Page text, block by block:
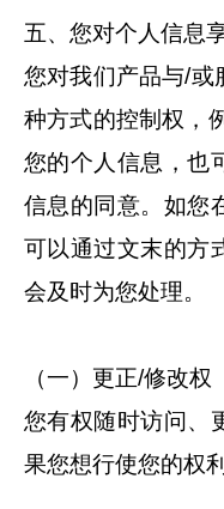
五、您对个人信息
您对我们产品与/或
种方式的控制权，
您的个人信息，也
信息的同意。如您
可以通过文末的方
会及时为您处理。
（一）更正/修改权
您有权随时访问、
果您想行使您的权